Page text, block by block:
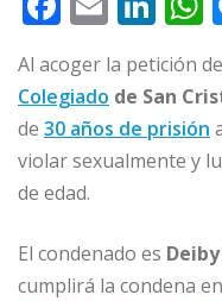
c
e
b
o
o
k
m
ai
l
n
k
e
dI
s
Al acoger la petición
Colegiado de San
de 30 años de prisión
violar sexualmente y
de edad.
El condenado es
cumplirá la condena